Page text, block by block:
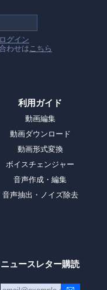
ログイン
わせは こちら
利用ガイド
動画編集
動画ダウンロード
動画形式変換
ボイスチェンジャー
音声作成・編集
音声抽出・ノイズ除去
ニュースレター購読